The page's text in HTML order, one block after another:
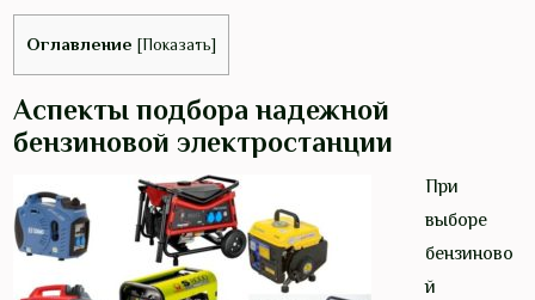
Оглавление [Показать]
Аспекты подбора надежной
бензиновой электростанции
При
выборе
бензиново
й